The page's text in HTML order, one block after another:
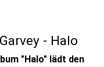
- Halo
"Halo" lädt den